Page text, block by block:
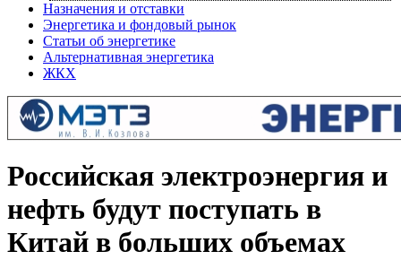
Назначения и отставки
Энергетика и фондовый рынок
Статьи об энергетике
Альтернативная энергетика
ЖКХ
Российская электроэнергия и
нефть будут поступать в
Китай в больших объемах